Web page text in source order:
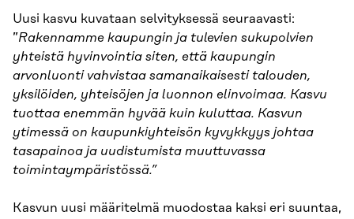
Uusi kasvu kuvataan selvityksessä seuraavasti:
”Rakennamme kaupungin ja tulevien sukupolvien
yhteistä hyvinvointia siten, että kaupungin
arvonluonti vahvistaa samanaikaisesti talouden,
yksilöiden, yhteisöjen ja luonnon elinvoimaa. Kasvu
tuottaa enemmän hyvää kuin kuluttaa. Kasvun
ytimessä on kaupunkiyhteisön kyvykkyys johtaa
tasapainoa ja uudistumista muuttuvassa
toimintaympäristössä.”
Kasvun uusi määritelmä muodostaa kaksi eri suuntaa,